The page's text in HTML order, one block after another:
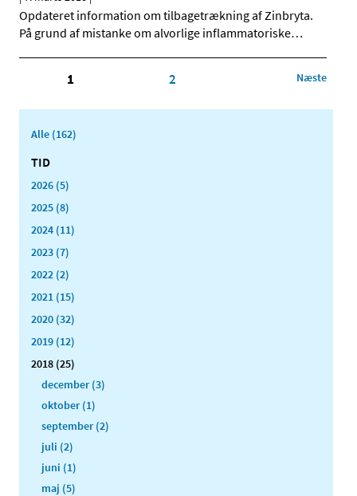
Opdateret information om tilbagetrækning af Zinbryta.
På grund af mistanke om alvorlige inflammatoriske…
1 2 Næste
Alle (162)
TID
2026 (5)
2025 (8)
2024 (11)
2023 (7)
2022 (2)
2021 (15)
2020 (32)
2019 (12)
2018 (25)
december (3)
oktober (1)
september (2)
juli (2)
juni (1)
maj (5)